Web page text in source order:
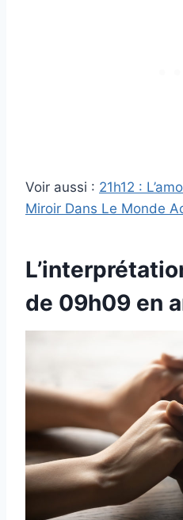
Voir aussi : 21h12 :
Miroir Dans Le Monde
de 09h09 en